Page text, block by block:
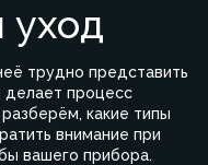
уход
трудно представить
делает процесс
какие типы
внимание при
вашего прибора.